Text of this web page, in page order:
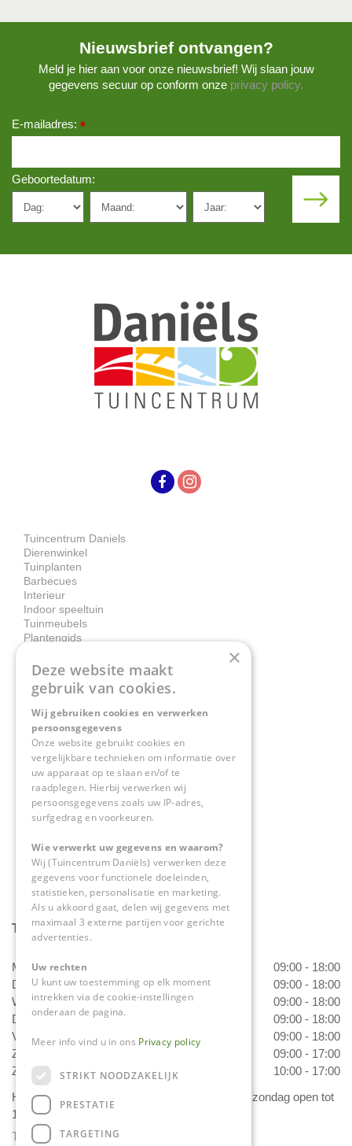
Nieuwsbrief ontvangen?
Meld je hier aan voor onze nieuwsbrief! Wij slaan jouw
gegevens secuur op conform onze privacy policy.
E-mailadres: *
Geboortedatum:
Tuincentrum Daniels
Dierenwinkel
Tuinplanten
Barbecues
Interieur
Indoor speeltuin
Tuinmeubels
Plantengids
Contact
Tuincentrum Daniëls
Herkenbosserweg 4
6063 NL Vlodrop
0475-534298
info@tuincentrumdaniels.nl
Tuincentrum Daniëls
Maandag
09:00 - 18:00
Dinsdag
09:00 - 18:00
Woensdag
09:00 - 18:00
Donderdag
09:00 - 18:00
Vrijdag
09:00 - 18:00
Zaterdag
09:00 - 17:00
Zondag
10:00 - 17:00
Het 'Bloemetje van Daniëls' is van dinsdag t/m zondag open tot
17.00 uur!
Toon alle openingstijden
×
Deze website maakt
gebruik van cookies.
Wij gebruiken cookies en verwerken
persoonsgegevens
Onze website gebruikt cookies en
vergelijkbare technieken om informatie over
uw apparaat op te slaan en/of te
raadplegen. Hierbij verwerken wij
persoonsgegevens zoals uw IP-adres,
surfgedrag en voorkeuren.
Wie verwerkt uw gegevens en waarom?
Wij (Tuincentrum Daniëls) verwerken deze
gegevens voor functionele doeleinden,
statistieken, personalisatie en marketing.
Als u akkoord gaat, delen wij gegevens met
maximaal 3 externe partijen voor gerichte
advertenties.
Uw rechten
U kunt uw toestemming op elk moment
intrekken via de cookie-instellingen
onderaan de pagina.
Meer info vind u in ons Privacy policy
STRIKT NOODZAKELIJK
PRESTATIE
TARGETING